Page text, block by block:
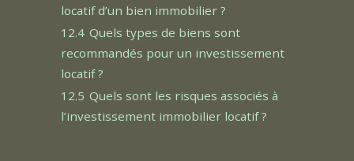
locatif d’un bien immobilier ?
12.4 Quels types de biens sont
recommandés pour un investissement
locatif ?
12.5 Quels sont les risques associés à
l’investissement immobilier locatif ?